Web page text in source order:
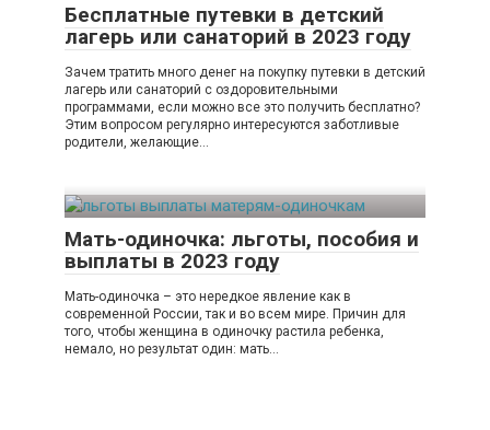
Бесплатные путевки в детский
лагерь или санаторий в 2023 году
Зачем тратить много денег на покупку путевки в детский
лагерь или санаторий с оздоровительными
программами, если можно все это получить бесплатно?
Этим вопросом регулярно интересуются заботливые
родители, желающие…
Мать-одиночка: льготы, пособия и
выплаты в 2023 году
Мать-одиночка – это нередкое явление как в
современной России, так и во всем мире. Причин для
того, чтобы женщина в одиночку растила ребенка,
немало, но результат один: мать…